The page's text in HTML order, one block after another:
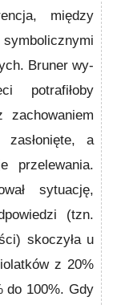
między
Bruner wy­
potrafiłoby
zachowaniem
a
przele­wania.
sytuację,
(tzn.
skoczyła u
z 20%
do 100%. Gdy